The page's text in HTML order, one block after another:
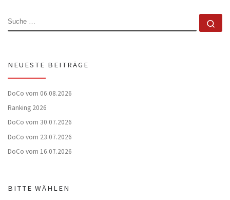
SUCHE
NEUESTE BEITRÄGE
DoCo vom 06.08.2026
Ranking 2026
DoCo vom 30.07.2026
DoCo vom 23.07.2026
DoCo vom 16.07.2026
BITTE WÄHLEN